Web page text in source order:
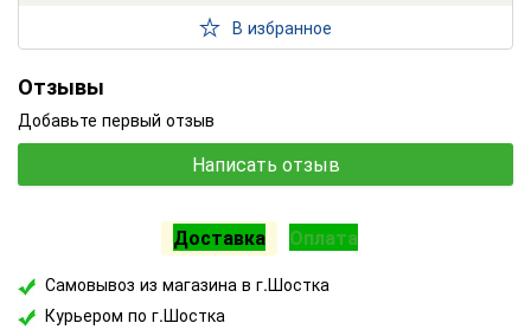
В избранное
Отзывы
Добавьте первый отзыв
Написать отзыв
Доставка Оплата
Самовывоз из магазина в г.Шостка
Курьером по г.Шостка